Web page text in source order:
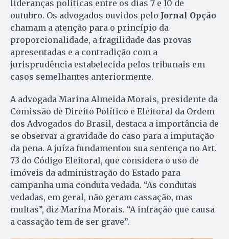
lideranças políticas entre os dias 7 e 10 de
outubro. Os advogados ouvidos pelo Jornal Opção
chamam a atenção para o princípio da
proporcionalidade, a fragilidade das provas
apresentadas e a contradição com a
jurisprudência estabelecida pelos tribunais em
casos semelhantes anteriormente.
A advogada Marina Almeida Morais, presidente da
Comissão de Direito Político e Eleitoral da Ordem
dos Advogados do Brasil, destaca a importância de
se observar a gravidade do caso para a imputação
da pena. A juíza fundamentou sua sentença no Art.
73 do Código Eleitoral, que considera o uso de
imóveis da administração do Estado para
campanha uma conduta vedada. “As condutas
vedadas, em geral, não geram cassação, mas
multas”, diz Marina Morais. “A infração que causa
a cassação tem de ser grave”.